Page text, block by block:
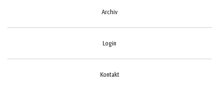
Archiv
Login
Kontakt